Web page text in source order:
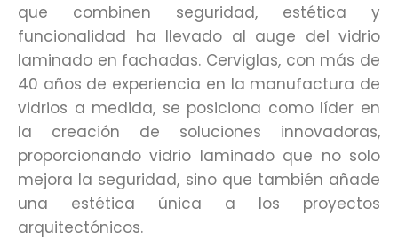
que combinen seguridad, estética y
funcionalidad ha llevado al auge del vidrio
laminado en fachadas. Cerviglas, con más de
40 años de experiencia en la manufactura de
vidrios a medida, se posiciona como líder en
la creación de soluciones innovadoras,
proporcionando vidrio laminado que no solo
mejora la seguridad, sino que también añade
una estética única a los proyectos
arquitectónicos.